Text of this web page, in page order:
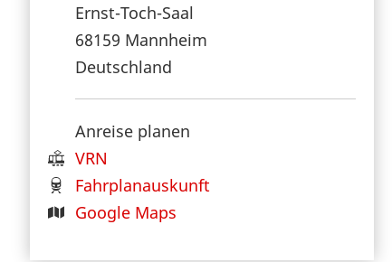
Ernst-Toch-Saal
68159 Mannheim
Deutschland
Anreise planen
VRN
Fahrplanauskunft
Google Maps